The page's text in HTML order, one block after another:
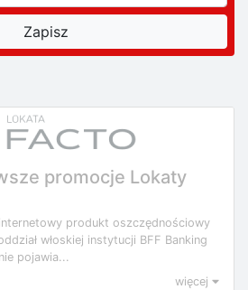
promocje Lokaty
produkt oszczędnościowy
włoskiej instytucji BFF Banking
pojawia...
więcej